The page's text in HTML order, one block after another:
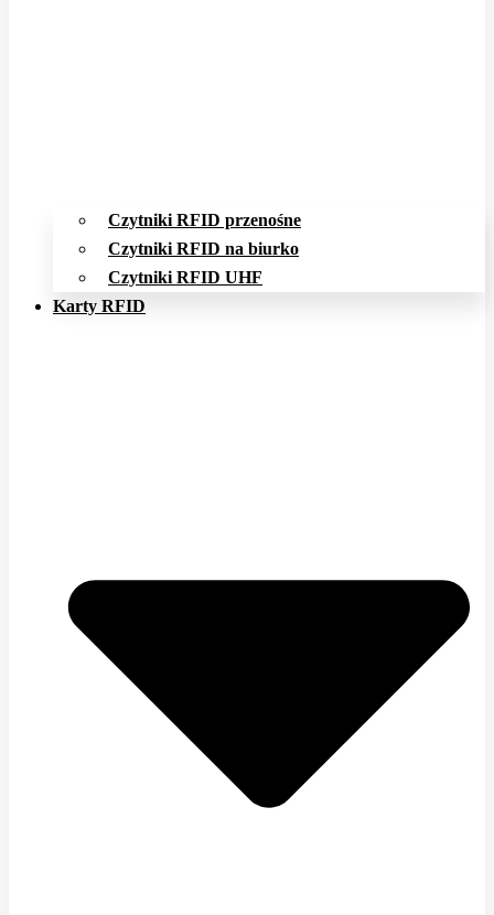
Czytniki RFID przenośne
Czytniki RFID na biurko
Czytniki RFID UHF
Karty RFID